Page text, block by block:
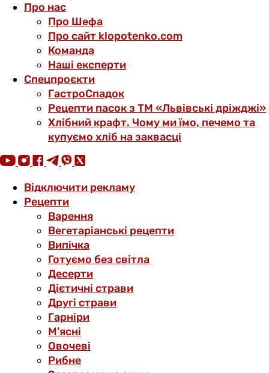
Про нас
Про Шефа
Про сайт klopotenko.com
Команда
Наші експерти
Спецпроєкти
ГастроСпадок
Рецепти пасок з ТМ «Львівські дріжджі»
Хлібний крафт. Чому ми їмо, печемо та
купуємо хліб на заквасці
Відключити рекламу
Рецепти
Варення
Вегетаріанські рецепти
Випічка
Готуємо без світла
Десерти
Дієтичні страви
Другі страви
Гарніри
М’ясні
Овочеві
Рибне